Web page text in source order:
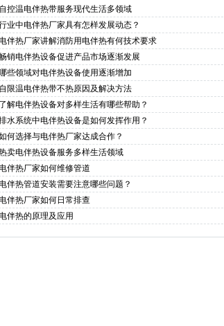
自控温电伴热带服务现代生活多领域
业中电伴热厂家具有怎样发展动态？
伴热厂家讲解消防用电伴热有何技术要求
销电伴热设备促进产品市场逐渐发展
些领域对电伴热设备使用逐渐增加
自限温电伴热带不热原因及解决方法
了解电伴热设备对多样生活有哪些帮助？
水系统中电伴热设备是如何发挥作用？
何选择与电伴热厂家达成合作？
卖电伴热设备服务多样生活领域
伴热厂家如何维修管道
伴热管道安装需要注意哪些问题？
伴热厂家如何日常排查
伴热的原理及应用